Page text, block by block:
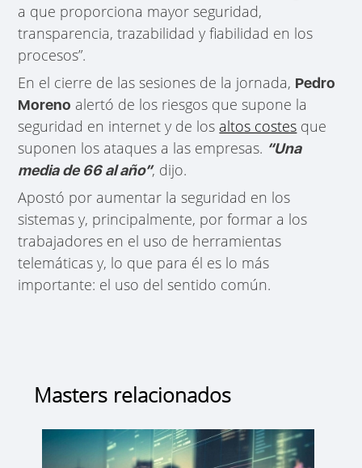
a que proporciona mayor seguridad,
transparencia, trazabilidad y fiabilidad en los
procesos”.
En el cierre de las sesiones de la jornada, Pedro
Moreno alertó de los riesgos que supone la
seguridad en internet y de los altos costes que
suponen los ataques a las empresas. “Una
media de 66 al año”, dijo.
Apostó por aumentar la seguridad en los
sistemas y, principalmente, por formar a los
trabajadores en el uso de herramientas
telemáticas y, lo que para él es lo más
importante: el uso del sentido común.
Masters relacionados